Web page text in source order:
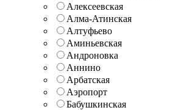
Алексеевская
Алма-Атинская
Алтуфьево
Аминьевская
Андроновка
Аннино
Арбатская
Аэропорт
Бабушкинская